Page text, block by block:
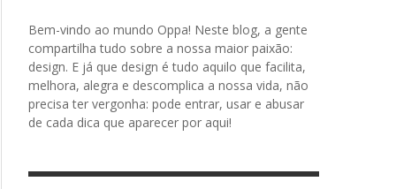
Bem-vindo ao mundo Oppa! Neste blog, a gente
compartilha tudo sobre a nossa maior paixão:
design. E já que design é tudo aquilo que facilita,
melhora, alegra e descomplica a nossa vida, não
precisa ter vergonha: pode entrar, usar e abusar
de cada dica que aparecer por aqui!